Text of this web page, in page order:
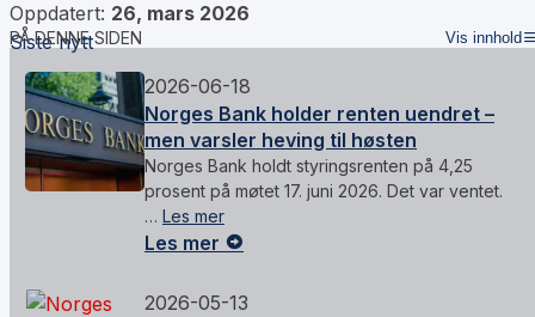
Oppdatert: 26, mars 2026
PÅ DENNE SIDEN Vis innhold
Siste nytt
2026-06-18
Norges Bank holder renten uendret –
men varsler heving til høsten
Norges Bank holdt styringsrenten på 4,25
prosent på møtet 17. juni 2026. Det var ventet.
… Les mer
Les mer
2026-05-13